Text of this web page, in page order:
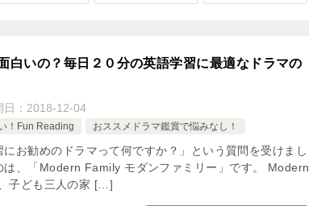
白いの？毎日２０分の英語学習に最適なドラマの
： 2018-12-04
！Fun Reading おススメドラマ鑑賞で悩みなし！
お勧めのドラマって何ですか？」という質問を受けまし
は、「Modern Family モダンファミリー」です。 Modern
子ども三人の家 […]